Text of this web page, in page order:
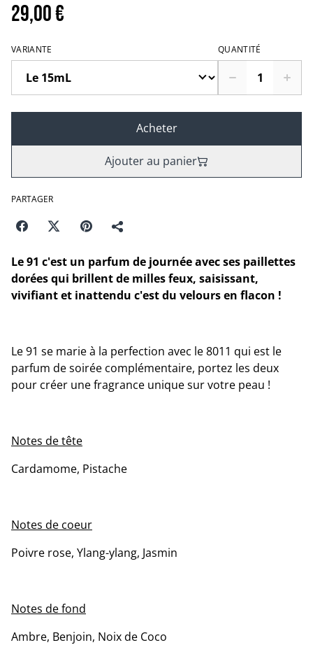
29,00 €
VARIANTE QUANTITÉ
Acheter
Ajouter au panier
PARTAGER
Le 91 c'est un parfum de journée avec ses paillettes
dorées qui brillent de milles feux, saisissant,
vivifiant et inattendu c'est du velours en flacon !
Le 91 se marie à la perfection avec le 8011 qui est le
parfum de soirée complémentaire, portez les deux
pour créer une fragrance unique sur votre peau !
Notes de tête
Cardamome, Pistache
Notes de coeur
Poivre rose, Ylang-ylang, Jasmin
Notes de fond
Ambre, Benjoin, Noix de Coco